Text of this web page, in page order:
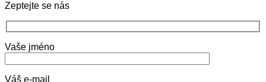
Zeptejte se nás
Vaše jméno
Váš e-mail